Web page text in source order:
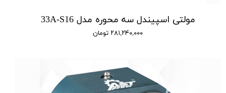
مولتی اسپیندل سه محوره مدل 33A-S16
۲۸۱,۲۴۰,۰۰۰ تومان